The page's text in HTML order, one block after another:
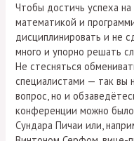
Чтобы достичь успеха
математикой и
дисциплинировать и не
много и упорно решать
Не стесняться
специалистами — так вы
вопрос, но и
конференции можно
Сундара Пичаи или,